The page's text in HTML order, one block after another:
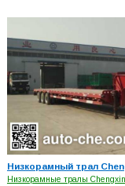
Низкорамный трал
Низкорамные тралы